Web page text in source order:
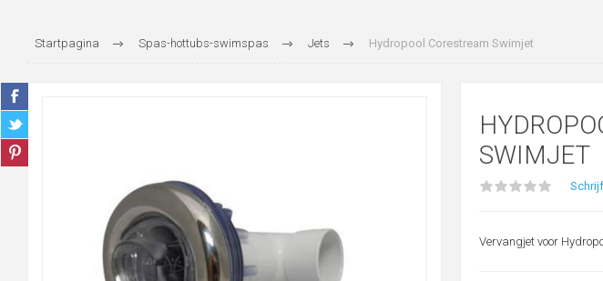
Startpagina Spas-hottubs-swimspas Jets Hydropool Corestream Swimjet
SWIMJET
Vervangjet voor